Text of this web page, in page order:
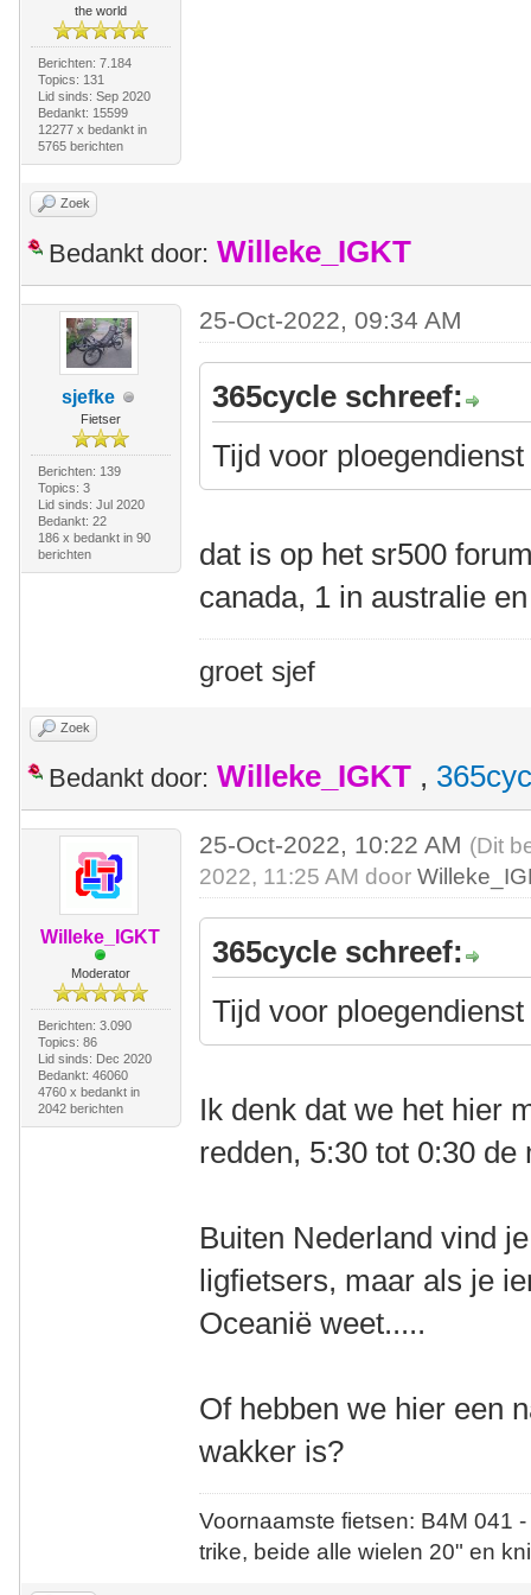
the world
Berichten: 7.184
Topics: 131
Lid sinds: Sep 2020
Bedankt: 15599
12277 x bedankt in
5765 berichten
Zoek
Bedankt door: Willeke_IGKT
sjefke
Fietser
Berichten: 139
Topics: 3
Lid sinds: Jul 2020
Bedankt: 22
186 x bedankt in 90
berichten
25-Oct-2022, 09:34 AM
365cycle schreef:
Tijd voor
dat is op het sr500
canada, 1 in australie
groet sjef
Zoek
Bedankt door: Willeke_IGKT ,
Willeke_IGKT
Moderator
Berichten: 3.090
Topics: 86
Lid sinds: Dec 2020
Bedankt: 46060
4760 x bedankt in
2042 berichten
25-Oct-2022, 10:22 AM (Dit
2022, 11:25 AM door
365cycle schreef:
Tijd voor
Ik denk dat we het hier
redden, 5:30 tot 0:30 de
Buiten Nederland vind
ligfietsers, maar als je
Oceanië weet.....
Of hebben we hier een
wakker is?
Voornaamste fietsen: B4M
trike, beide alle wielen 20" en